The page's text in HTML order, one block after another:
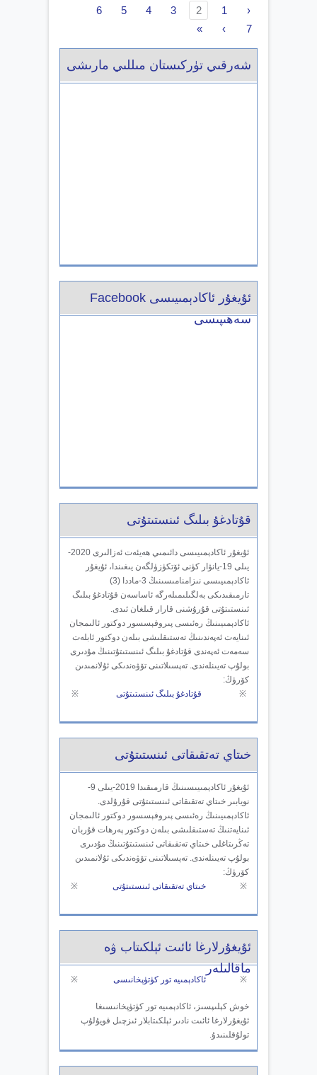
‹
1
2
3
4
5
6
7
›
»
شەرقىي تۈركىستان مىللىي مارىشى
ئۇيغۇر ئاكادېمىيىسى Facebook
سەھىپىسى
قۇتادغۇ بىلىگ ئىنستىتۇتى
ئۇيغۇر ئاكادېمىيىسى دائىمىي ھەيئەت ئەزالىرى 2020-
يىلى 19-يانۋار كۈنى ئۆتكۈزۈلگەن يىغىندا، ئۇيغۇر
ئاكادېمىيىسى نىزامنامىسىنىڭ 3-ماددا (3)
تارمىقىدىكى بەلگىلىمىلەرگە ئاساسەن قۇتادغۇ بىلىگ
ئىنستىتۇتى قۇرۇشنى قارار قىلغان ئىدى.
ئاكادېمىيىنىڭ رەئىسى پىروفېسسور دوكتور ئالىمجان
ئىنايەت ئەپەندىنىڭ تەستىقلىشى بىلەن دوكتور ئابلەت
سەمەت ئەپەندى قۇتادغۇ بىلىگ ئىنستىتۇتىنىڭ مۇدىرى
بولۇپ تەيىنلەندى. تەپسىلاتىنى تۆۋەندىكى ئۇلانمىدىن
كۆرۈڭ:
※
قۇتادغۇ بىلىگ ئىنستىتۇتى ※
خىتاي تەتقىقاتى ئىنستىتۇتى
ئۇيغۇر ئاكادېمىيىسىنىڭ قارمىقىدا 2019-يىلى 9-
نويابىر خىتاي تەتقىقاتى ئىنستىتۇتى قۇرۇلدى.
ئاكادېمىيىنىڭ رەئىسى پىروفېسسور دوكتور ئالىمجان
ئىنايەتنىڭ تەستىقلىشى بىلەن دوكتور پەرھات قۇربان
تەڭرىتاغلى خىتاي تەتقىقاتى ئىنستىتۇتىنىڭ مۇدىرى
بولۇپ تەيىنلەندى. تەپسىلاتىنى تۆۋەندىكى ئۇلانمىدىن
كۆرۈڭ:
※
خىتاي تەتقىقاتى ئىنستىتۇتى ※
ئۇيغۇرلارغا ئائىت ئېلكىتاب ۋە
ماقالىلەر
※ ئاكادېمىيە تور كۈتۈپخانىسى ※
خوش كېلىپسىز، ئاكادېمىيە تور كۈتۈپخانىسىغا
ئۇيغۇرلارغا ئائىت نادىر ئېلكىتابلار ئىزچىل قويۇلۇپ
تولۇقلىنىدۇ.